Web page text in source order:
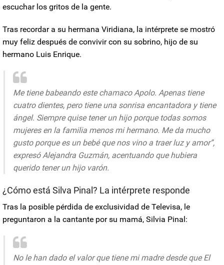
escuchar los gritos de la gente.
Tras recordar a su hermana Viridiana, la intérprete se mostró
muy feliz después de convivir con su sobrino, hijo de su
hermano Luis Enrique.
Me tiene babeando este chamaco Apolo. Apenas tiene
cuatro dientes, pero tiene una sonrisa encantadora y tiene
ángel. Siempre quise tener un hijo porque todas somos
mujeres en la familia menos mi hermano. Me da mucho
gusto porque es un bebé que nos vino a traer luz y amor”,
expresó Alejandra Guzmán, acentuando que hubiera
querido tener un hijo varón.
¿Cómo está Silva Pinal? La intérprete responde
Tras la posible pérdida de exclusividad de Televisa, le
preguntaron a la cantante por su mamá, Silvia Pinal:
No le han dado el valor que tiene mi madre desde que El